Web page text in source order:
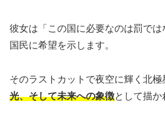
彼女は「この国に必要なのは罰では
国民に希望を示します。
そのラストカットで夜空に輝く北極
光、そして未来への象徴として描か